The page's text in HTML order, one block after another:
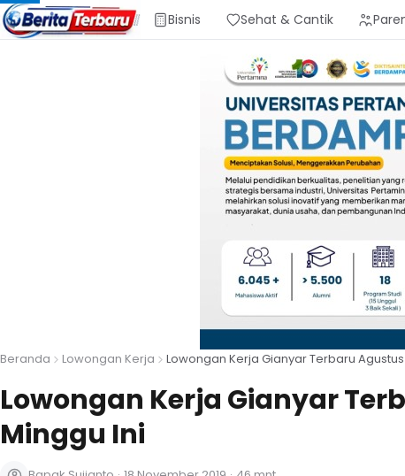
Bisnis Sehat & Cantik
Beranda Lowongan Kerja Lowongan Kerja Gianyar Terbaru
Lowongan Kerja Gianyar
Minggu Ini